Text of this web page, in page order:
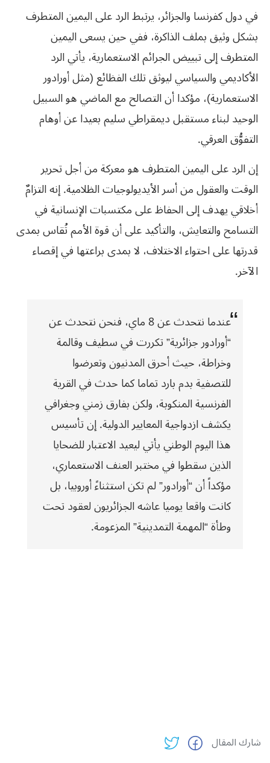
في دول كفرنسا والجزائر، يرتبط الرد على اليمين المتطرف
بشكل وثيق بملف الذاكرة، ففي حين يسعى اليمين
المتطرف إلى تبييض الجرائم الاستعمارية، يأتي الرد
الأكاديمي والسياسي ليوثق تلك الفظائع (مثل أورادور
الاستعمارية)، مؤكدا أن التصالح مع الماضي هو السبيل
الوحيد لبناء مستقبل ديمقراطي سليم بعيدا عن أوهام
التفوُّق العرقي.
إن الرد على اليمين المتطرف هو معركة من أجل تحرير
الوقت والعقول من أسر الأيديولوجيات الظلامية. إنه التزامٌ
أخلاقي يهدف إلى الحفاظ على مكتسبات الإنسانية في
التسامح والتعايش، والتأكيد على أن قوة الأمم تُقاس بمدى
قدرتها على احتواء الاختلاف، لا بمدى براعتها في إقصاء
الآخر.
عندما نتحدث عن 8 ماي، فنحن نتحدث عن
“أورادور جزائرية” تكررت في سطيف وقالمة
وخراطة، حيث أحرق المدنيون وتعرضوا
للتصفية بدم بارد تماما كما حدث في القرية
الفرنسية المنكوبة، ولكن بفارق زمني وجغرافي
يكشف ازدواجية المعايير الدولية. إن تأسيس
هذا اليوم الوطني يأتي ليعيد الاعتبار للضحايا
الذين سقطوا في مختبر العنف الاستعماري،
مؤكداً أن “أورادور” لم تكن استثناءً أوروبيا، بل
كانت واقعا يوميا عاشه الجزائريون لعقود تحت
وطأة “المهمة التمدينية” المزعومة.
شارك المقال